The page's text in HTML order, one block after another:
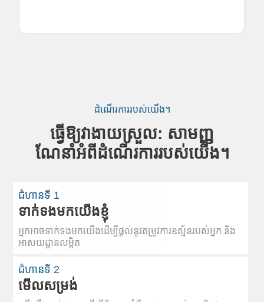
ដំណើរការរបស់យើង។
ធ្វើឱ្យវាងាយស្រួល: សាមញ្ញ
ណែនាំអំពីដំណើរការរបស់យើង។
ជំហានទី 1
ទាក់ទងមកយើងខ្ញុំ
អ្នកអាចទាក់ទងមកយើងដើម្បីផ្តល់នូវតម្រូវការឧស្ម័នរបស់អ្នក និង
អាសយដ្ឋានលម្អិត
ជំហានទី 2
មើលសម្រង់